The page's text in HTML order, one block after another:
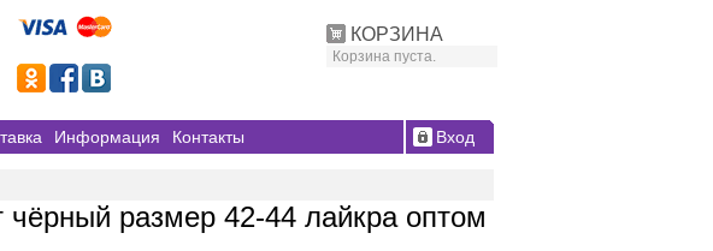
КОРЗИНА
Корзина пуста.
Информация Контакты Вход
чёрный размер 42-44 лайкра оптом